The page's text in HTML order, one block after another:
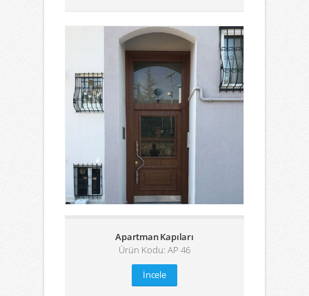
Apartman Kapıları
Ürün Kodu: AP 46
İncele